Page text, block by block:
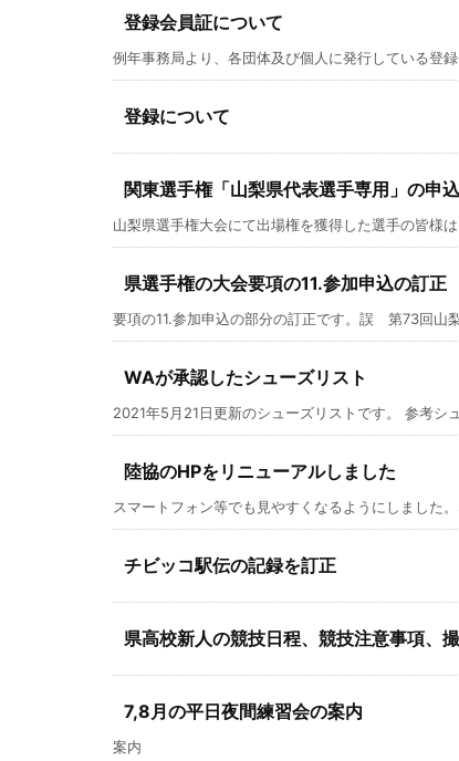
登録会員証について
例年事務局より、各団体及び個人に発行している登
登録について
関東選手権「山梨県代表選手専用」の申
山梨県選手権大会にて出場権を獲得した選手の皆様
県選手権の大会要項の11.参加申込の訂正
要項の11.参加申込の部分の訂正です。誤 第73回山
WAが承認したシューズリスト
2021年5月21日更新のシューズリストです。 参考シ
陸協のHPをリニューアルしました
スマートフォン等でも見やすくなるようにしました
チビッコ駅伝の記録を訂正
県高校新人の競技日程、競技注意事項、
7,8月の平日夜間練習会の案内
案内